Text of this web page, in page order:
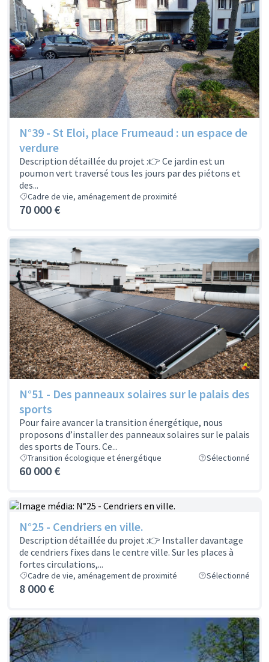
N°39 - St Eloi, place Frumeaud : un espace de
verdure
Description détaillée du projet :👉 Ce jardin est un
poumon vert traversé tous les jours par des piétons et
des...
Cadre de vie, aménagement de proximité
70 000 €
N°51 - Des panneaux solaires sur le palais des
sports
Pour faire avancer la transition énergétique, nous
proposons d’installer des panneaux solaires sur le palais
des sports de Tours. Ce...
Transition écologique et énergétique Sélectionné
60 000 €
N°25 - Cendriers en ville.
Description détaillée du projet :👉 Installer davantage
de cendriers fixes dans le centre ville. Sur les places à
fortes circulations,...
Cadre de vie, aménagement de proximité Sélectionné
8 000 €